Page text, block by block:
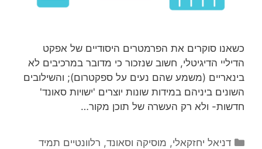
כשאנו סוקרים את הפרמטרים היסודיים של אפקט
הדיליי הדיגיטלי, חשוב שנזכור כי מדובר במרכיבים לא
בינאריים (משמע שהם נעים על ספקטרום); והשילובים
השונים ביניהם במידות שונות יוצרים 'ישויות סאונד'
חדשות- ולא רק העשרה של תוכן מקור…
קטגוריות
דניאל יחזקאלי, מוסיקה וסאונד, רלוונטיים תמיד